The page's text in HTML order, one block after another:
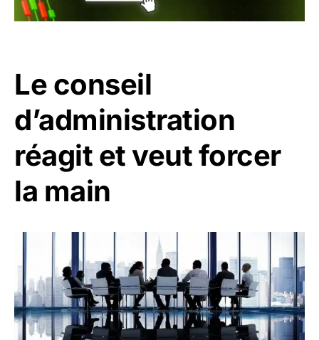
Le conseil
d’administration
réagit et veut forcer
la main